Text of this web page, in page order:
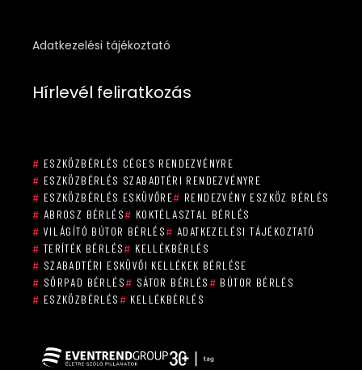
Adatkezelési tájékoztató
Hírlevél feliratkozás
# ESZKÖZBÉRLÉS CÉGES RENDEZVÉNYRE
# ESZKÖZBÉRLÉS SZABADTÉRI RENDEZVÉNYRE
# ESZKÖZBÉRLÉS ESKÜVŐRE# RENDEZVÉNY ESZKÖZ BÉRLÉS
# ABROSZ BÉRLÉS# KOKTÉLASZTAL BÉRLÉS
# VILÁGÍTÓ BÚTOR BÉRLÉS# ADATKEZELÉSI TÁJÉKOZTATÓ
# TERÍTÉK BÉRLÉS# KELLÉKBÉRLÉS
# SZABADTÉRI ESKÜVŐI KELLÉKEK BÉRLÉSE
# SÖRPAD BÉRLÉS# SÁTOR BÉRLÉS# BÚTOR BÉRLÉS
# ESZKÖZBÉRLÉS# KELLÉKBÉRLÉS